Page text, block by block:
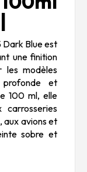
Dark Blue est
une finition
les modèles
profonde et
100 ml, elle
aux avions et
sobre et